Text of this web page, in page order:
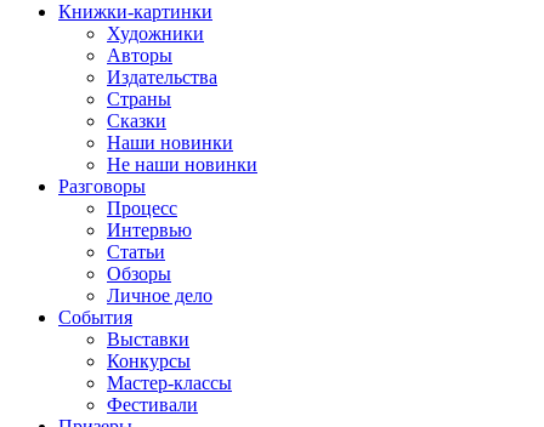
Книжки-картинки
Художники
Авторы
Издательства
Страны
Сказки
Наши новинки
Не наши новинки
Разговоры
Процесс
Интервью
Статьи
Обзоры
Личное дело
События
Выставки
Конкурсы
Мастер-классы
Фестивали